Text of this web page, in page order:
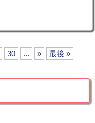
30 ... » 最後 »